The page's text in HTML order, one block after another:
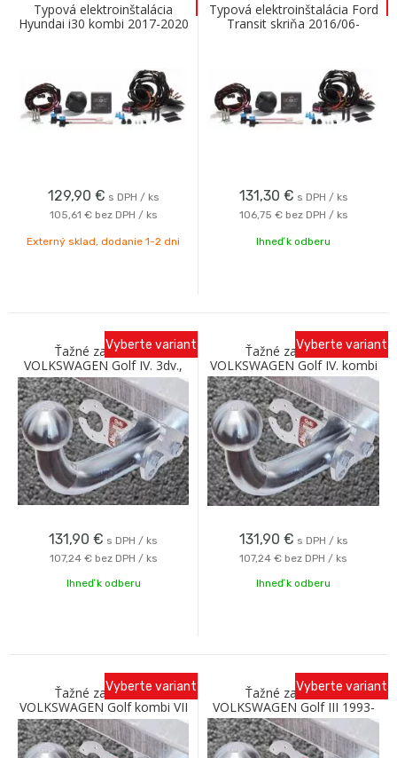
Typová elektroinštalácia
Hyundai i30 kombi 2017-2020
129,90 € s DPH / ks
105,61 € bez DPH / ks
Externý sklad, dodanie 1-2 dni
Typová elektroinštalácia Ford
Transit skriňa 2016/06-
131,30 € s DPH / ks
106,75 € bez DPH / ks
Ihneď k odberu
Ťažné zariadenie
VOLKSWAGEN Golf IV. 3dv.,
5dv. so skrutkovým
odnímaním Galia
131,90 € s DPH / ks
107,24 € bez DPH / ks
Vyberte variant
Ihneď k odberu
Ťažné zariadenie
VOLKSWAGEN Golf IV. kombi
2WD so skrutkovým
odnímaním Galia
131,90 € s DPH / ks
107,24 € bez DPH / ks
Vyberte variant
Ihneď k odberu
Ťažné zariadenie
VOLKSWAGEN Golf kombi VII
2013 so skrutkovým
odnímaním A Galia
Vyberte variant
Ťažné zariadenie
VOLKSWAGEN Golf III 1993-
1999 so skrutkovým
odnímaním A Galia
Vyberte variant